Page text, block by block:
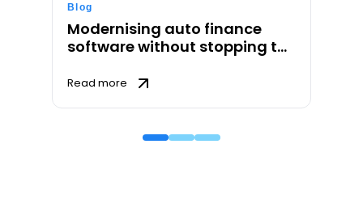
Blog
Modernising auto finance
software without stopping the
Read more